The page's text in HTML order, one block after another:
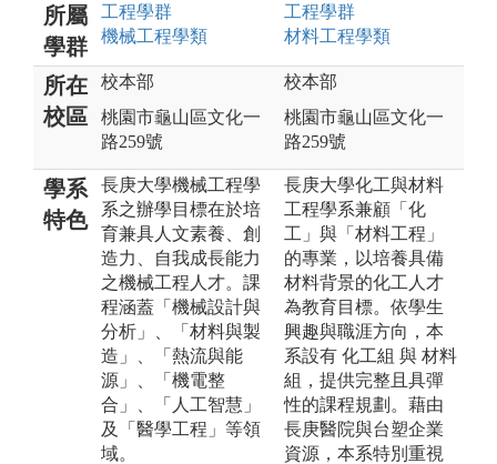
所屬
學群
工程學群
機械工程學類
工程學群
材料工程學類
所在
校區
校本部
桃園市龜山區文化一
路259號
校本部
桃園市龜山區文化一
路259號
學系
特色
長庚大學機械工程學
系之辦學目標在於培
育兼具人文素養、創
造力、自我成長能力
之機械工程人才。課
程涵蓋「機械設計與
分析」、「材料與製
造」、「熱流與能
源」、「機電整
合」、「人工智慧」
及「醫學工程」等領
域。
長庚大學化工與材料
工程學系兼顧「化
工」與「材料工程」
的專業，以培養具備
材料背景的化工人才
為教育目標。依學生
興趣與職涯方向，本
系設有 化工組 與 材料
組，提供完整且具彈
性的課程規劃。藉由
長庚醫院與台塑企業
資源，本系特別重視